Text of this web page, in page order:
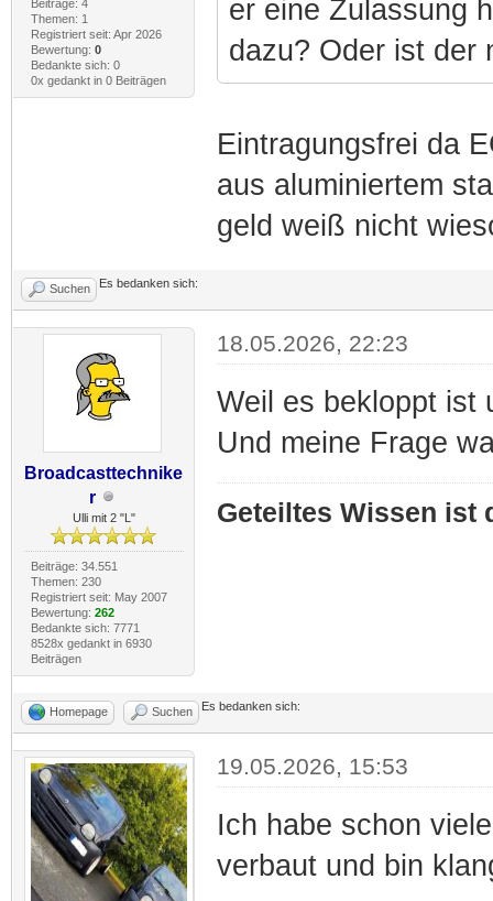
Beiträge: 4
Themen: 1
Registriert seit: Apr 2026
Bewertung: 0
Bedankte sich: 0
0x gedankt in 0 Beiträgen
er eine Zulassung
dazu? Oder ist der
Eintragungsfrei da
aus aluminiertem
geld weiß nicht
Suchen Es bedanken sich:
Broadcasttechnike
r
Ulli mit 2 "L"
Beiträge: 34.551
Themen: 230
Registriert seit: May 2007
Bewertung: 262
Bedankte sich: 7771
8528x gedankt in 6930
Beiträgen
18.05.2026, 22:23
Weil es bekloppt ist
Und meine Frage
Geteiltes Wissen ist
Homepage Suchen Es bedanken sich:
19.05.2026, 15:53
Ich habe schon
verbaut und bin